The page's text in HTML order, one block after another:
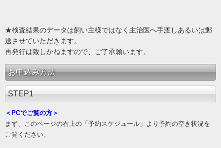
★検査結果のデータは飼い主様ではなく主治医へ手渡しあるいは郵
送させていただきます。
再発行は致しかねますので、ご了承願います。
お申込み方法
STEP1
＜PCでご覧の方＞
まず、このページの右上の「予約スケジュール」 より予約の空き状況を
ご覧ください。